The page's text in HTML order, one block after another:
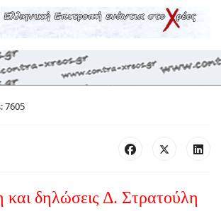
7605
και δηλώσεις Δ. Στρατούλη